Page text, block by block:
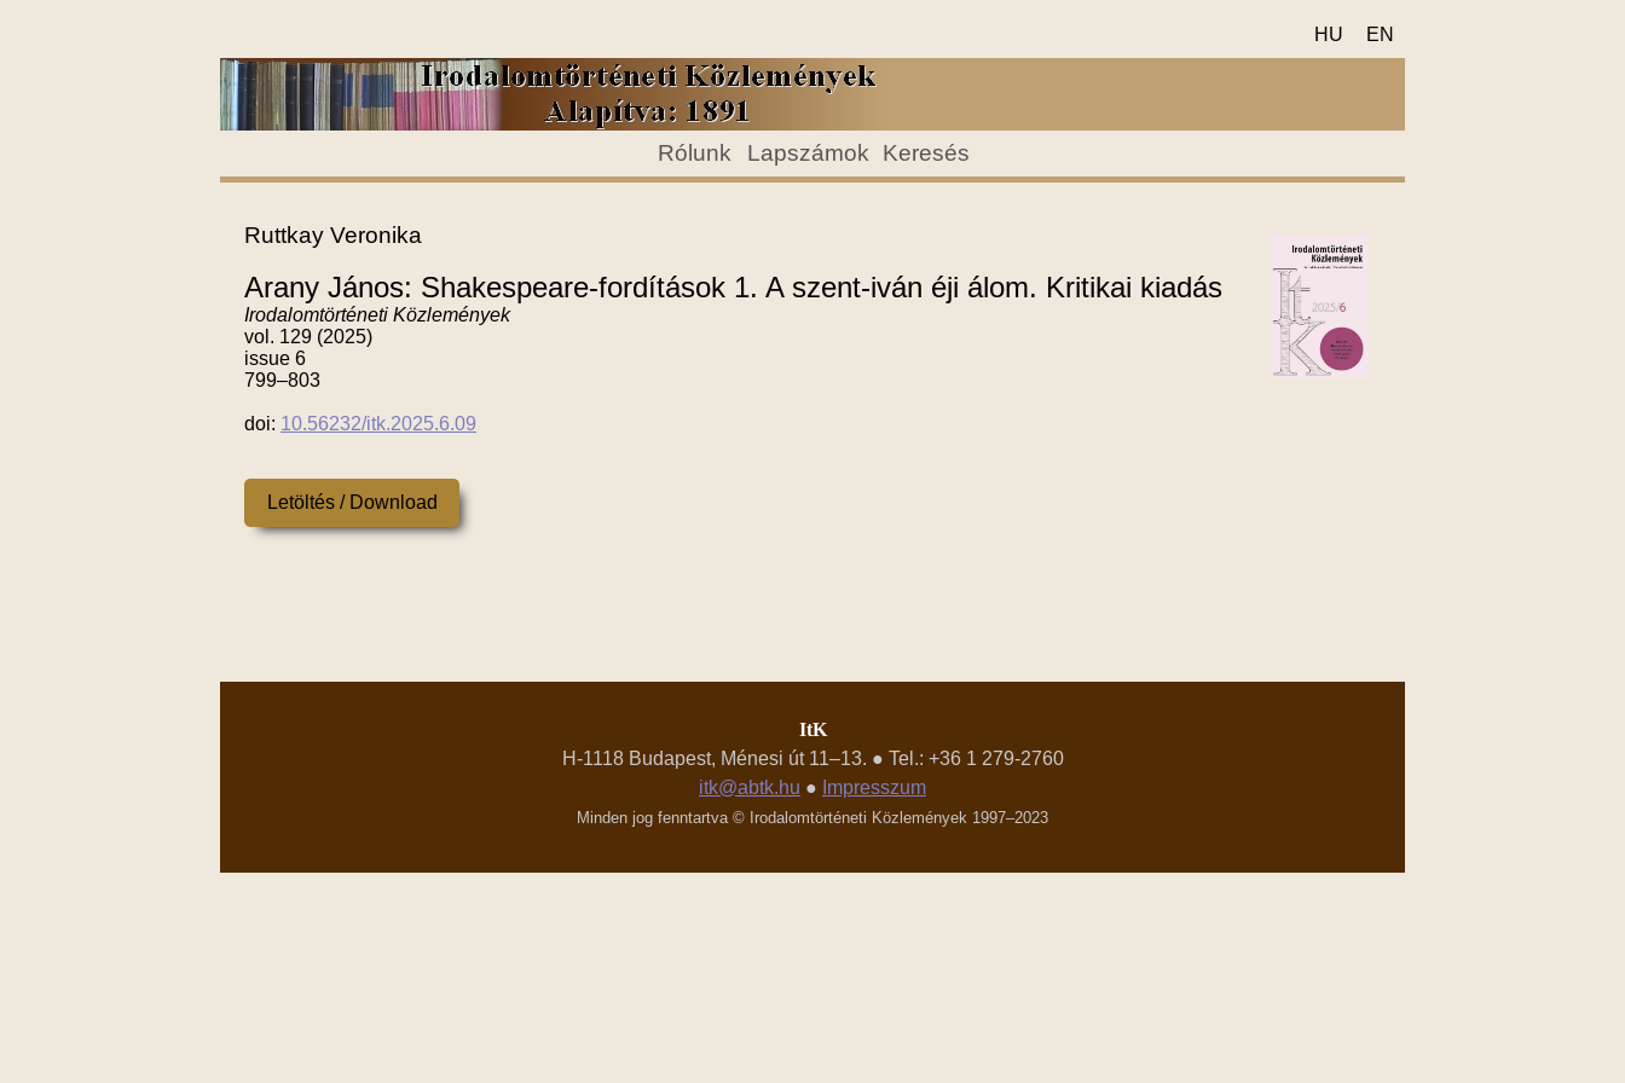
HU EN
Rólunk Lapszámok Keresés
Ruttkay Veronika
Arany János: Shakespeare-fordítások 1. A szent-iván éji álom. Kritikai kiadás
Irodalomtörténeti Közlemények
vol. 129 (2025)
issue 6
799–803
doi: 10.56232/itk.2025.6.09
Letöltés / Download
ItK
H-1118 Budapest, Ménesi út 11–13. ● Tel.: +36 1 279-2760
itk@abtk.hu ● Impresszum
Minden jog fenntartva © Irodalomtörténeti Közlemények 1997–2023